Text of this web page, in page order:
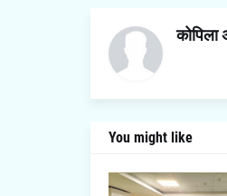
You might like